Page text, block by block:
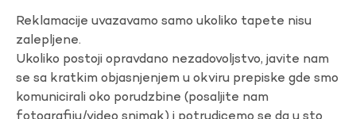
Reklamacije uvazavamo samo ukoliko tapete nisu
zalepljene.
Ukoliko postoji opravdano nezadovoljstvo, javite nam
se sa kratkim objasnjenjem u okviru prepiske gde smo
komunicirali oko porudzbine (posaljite nam